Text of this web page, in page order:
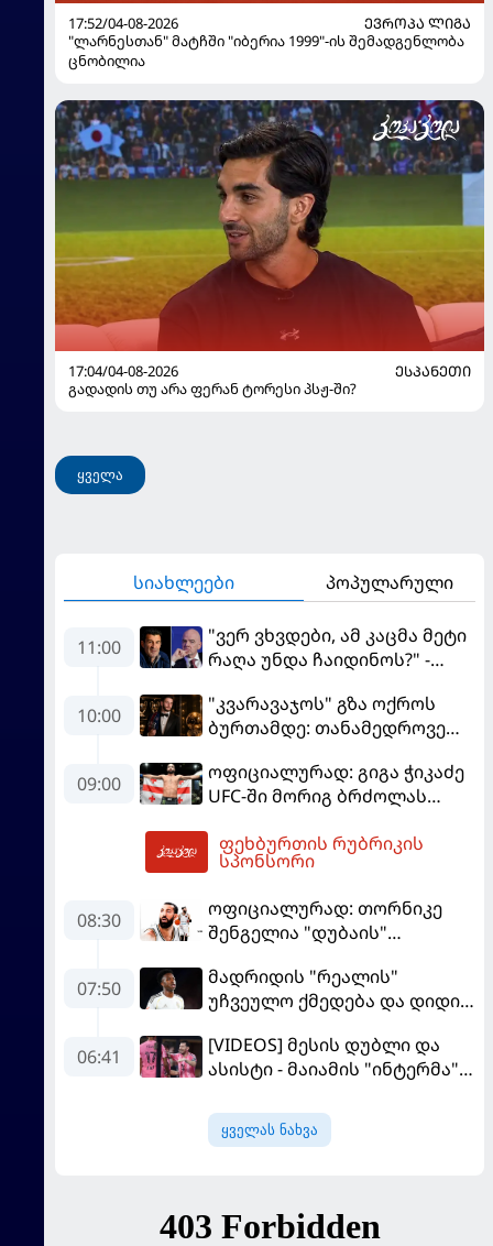
17:52/04-08-2026
ᲔᲕᲠᲝᲞᲐ ᲚᲘᲒᲐ
"ლარნესთან" მატჩში "იბერია 1999"-ის შემადგენლობა
ცნობილია
17:04/04-08-2026
ᲔᲡᲞᲐᲜᲔᲗᲘ
გადადის თუ არა ფერან ტორესი პსჟ-ში?
ყველა
სიახლეები პოპულარული
11:00
"ვერ ვხვდები, ამ კაცმა მეტი
რაღა უნდა ჩაიდინოს?" -
გადადგომას მოითხოვს
10:00
"კვარავაჯოს" გზა ოქროს
ბურთამდე: თანამედროვე
09:00
ოფიციალურად: გიგა ჭიკაძე
UFC-ში მორიგ ბრძოლას
ფეხბურთის რუბრიკის
სპონსორი
08:30
ოფიციალურად: თორნიკე
შენგელია "დუბაის"
07:50
მადრიდის "რეალის"
უჩვეულო ქმედება და დიდი
მომავალი გადაწყდა
06:41
[VIDEOS] მესის დუბლი და
ასისტი - მაიამის "ინტერმა"
ყველას ნახვა